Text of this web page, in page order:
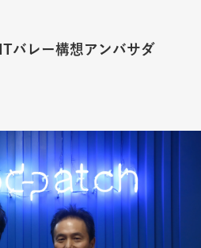
バレー構想アンバサダ